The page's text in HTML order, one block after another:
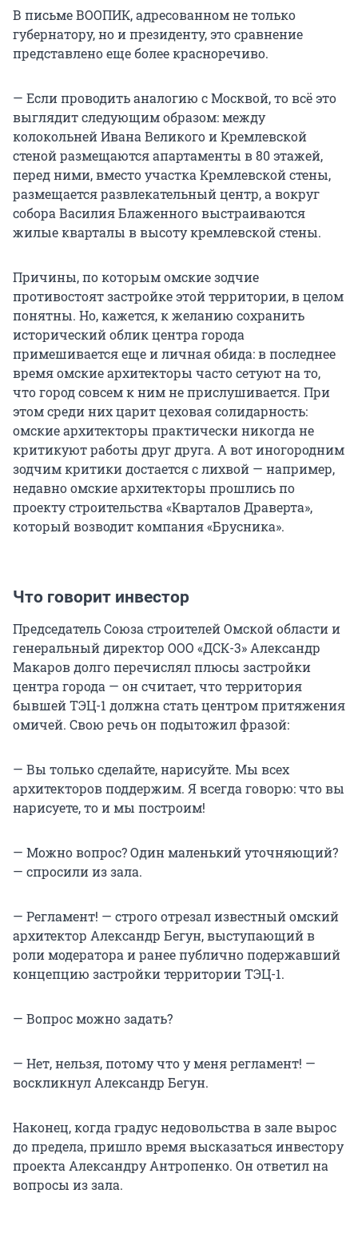
В письме ВООПИК, адресованном не только
губернатору, но и президенту, это сравнение
представлено еще более красноречиво.
— Если проводить аналогию с Москвой, то всё это
выглядит следующим образом: между
колокольней Ивана Великого и Кремлевской
стеной размещаются апартаменты в 80 этажей,
перед ними, вместо участка Кремлевской стены,
размещается развлекательный центр, а вокруг
собора Василия Блаженного выстраиваются
жилые кварталы в высоту кремлевской стены.
Причины, по которым омские зодчие
противостоят застройке этой территории, в целом
понятны. Но, кажется, к желанию сохранить
исторический облик центра города
примешивается еще и личная обида: в последнее
время омские архитекторы часто сетуют на то,
что город совсем к ним не прислушивается. При
этом среди них царит цеховая солидарность:
омские архитекторы практически никогда не
критикуют работы друг друга. А вот иногородним
зодчим критики достается с лихвой — например,
недавно омские архитекторы прошлись по
проекту строительства «Кварталов Драверта»,
который возводит компания «Брусника».
Что говорит инвестор
Председатель Союза строителей Омской области и
генеральный директор ООО «ДСК-3» Александр
Макаров долго перечислял плюсы застройки
центра города — он считает, что территория
бывшей ТЭЦ-1 должна стать центром притяжения
омичей. Свою речь он подытожил фразой:
— Вы только сделайте, нарисуйте. Мы всех
архитекторов поддержим. Я всегда говорю: что вы
нарисуете, то и мы построим!
— Можно вопрос? Один маленький уточняющий?
— спросили из зала.
— Регламент! — строго отрезал известный омский
архитектор Александр Бегун, выступающий в
роли модератора и ранее публично подержавший
концепцию застройки территории ТЭЦ-1.
— Вопрос можно задать?
— Нет, нельзя, потому что у меня регламент! —
воскликнул Александр Бегун.
Наконец, когда градус недовольства в зале вырос
до предела, пришло время высказаться инвестору
проекта Александру Антропенко. Он ответил на
вопросы из зала.